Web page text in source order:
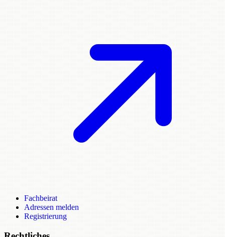
Fachbeirat
Adressen melden
Registrierung